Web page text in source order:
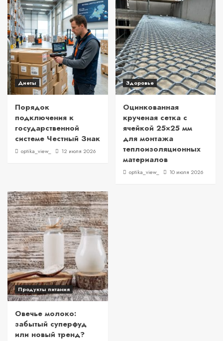
Диеты
Порядок
подключения к
государственной
системе Честный Знак
optika_view_ 12 июля 2026
Здоровье
Оцинкованная
крученая сетка с
ячейкой 25×25 мм
для монтажа
теплоизоляционных
материалов
optika_view_ 10 июля 2026
Продукты питания
Овечье молоко:
забытый суперфуд
или новый тренд?